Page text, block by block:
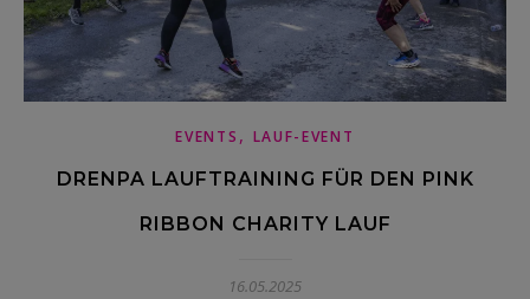
EVENTS , LAUF-EVENT
DRENPA LAUFTRAINING FÜR DEN PINK
RIBBON CHARITY LAUF
16.05.2025